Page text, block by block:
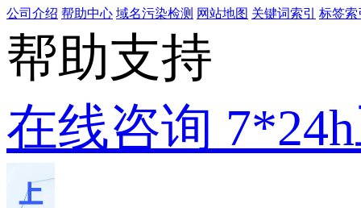
公司介绍 帮助中心 域名污染检测 网站地图 关键词索引 标签索
帮助支持
在线咨询